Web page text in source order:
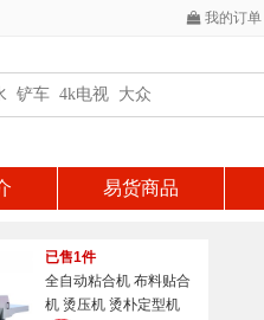
我的订单
易货商品
已售1件
全自动粘合机 布料贴合
机 烫压机 烫朴定型机